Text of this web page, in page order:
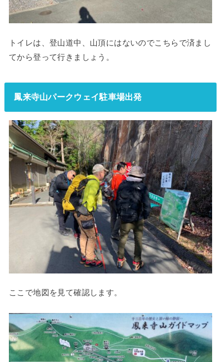
トイレは、登山道中、山頂にはないのでこちらで済まし
てから登って行きましょう。
鳳来寺山パークウェイ駐車場出発
ここで地図を見て確認します。